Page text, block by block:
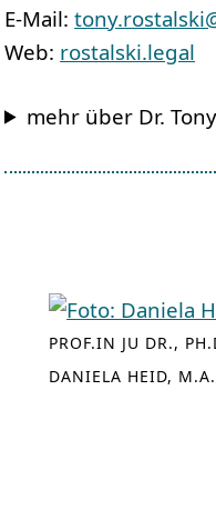
E-Mail:
Web: rostalski.legal
mehr über Dr.
PROF.IN JU DR.,
DANIELA HEID, M.A.